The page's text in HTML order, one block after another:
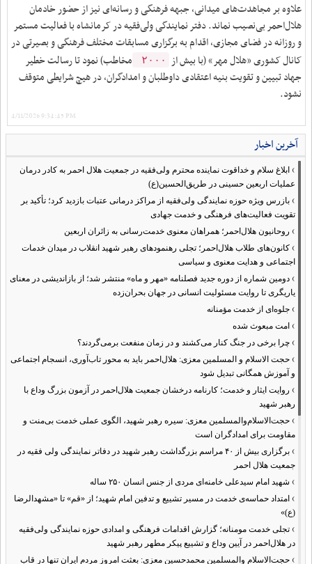
علاوه بر مجاهدت‌های میدانی، جبهه فرهنگی و رسانه‌ای نیز از حضور خادمان
هلال‌احمر بی‌نصیب نماند. دفتر نمایندگی ولی‌فقیه در کرمانشاه با فعالیت مستمر
و روزانه در فضای مجازی، اقدام به برگزاری مسابقات مختلف فرهنگی و بصیرتی در
کانال کشوری «هلال مهر» (با بیش از ۲۰۰۰
مخاطب) نمود تا رسالت خطیر
جهاد تبیین و تقویت بنیه اعتقادی داوطلبان و امدادگران، در هیچ شرایطی متوقف
نشود.
4/11/2026 9:34:45 PM
آخرین اخبار
› ابلاغ سلام و خداقوت نماینده محترم ولی‌فقیه در جمعیت هلال احمر به کادر درمان
عملیات اربعین حسینی در طریق‌الحسین(ع)
› بازرس ویژه حوزه نمایندگی ولی‌فقیه از مراکز درمانی عتبات بازدید کرد؛ تأکید بر
تقویت فعالیت‌های فرهنگی و خدمت جهادی
› روحانیون هلال‌احمر؛ همراهان معنوی خدمت‌رسانی به زائران اربعین
› کانون‌های طلاب هلال‌احمر؛ تجلی رهنمودهای رهبر شهید انقلاب در میدان خدمات
اجتماعی و هدایت معنوی و سیاسی
› دومین شماره از دوره جدید فصلنامه «مهر و ماه» منتشر شد؛ از بازاندیشی در معنای
یاریگری تا روایت مسئولیت انسانی در جهان بحران‌زده
› جلوه‌ای از خدمت مؤمنانه
› امت مبعوث شده
› چرا برخی در جنگ کنار می‌کشند و در زمان منفعت برمی‌گردند؟
› حجت الاسلام و المسلمین معزی: هلال‌احمر باید به محور تاب‌آوری، انسجام اجتماعی
و آموزش همگانی تبدیل شود
› روایت ایثار و خدمت؛ کارنامه درخشان جمعیت هلال‌احمر در آزمون بزرگ وداع با
رهبر شهید
› حجت‌الاسلام‌والمسلمین معزی: سیره رهبر شهید، الگوی عملی خدمت بی‌منت و
مقاومت برای امدادگران است
›
برگزاری بیش از ۴۰ مراسم بزرگداشت رهبر شهید در دفاتر نمایندگی ولی فقیه در
جمعیت هلال احمر
› شهید امام سیدعلی خامنه‌ای مردی از جنس انسان ۲۵۰ ساله
› امتداد حماسه‌ی خدمت در مسیر تشییع و تدفین امام شهید؛ از «قم» تا «مشهدالرضا
(ع)»
› تجلی خدمت مومنانه؛ گزارش اقدامات فرهنگی و امدادی حوزه نمایندگی ولی‌فقیه
در هلال‌احمر در آیین وداع و تشییع پیکر مطهر رهبر شهید
› حجت‌الاسلام والمسلمین محمدحسین معزی: بعثت امروز مردم ایران تنها در قاب